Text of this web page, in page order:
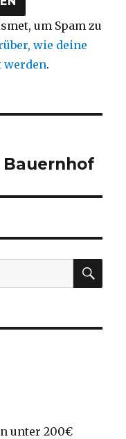
um Spam zu
wie deine
werden.
Bauernhof
unter 200€